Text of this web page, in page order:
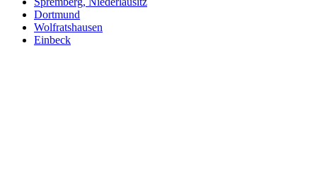
Dortmund
Wolfratshausen
Einbeck